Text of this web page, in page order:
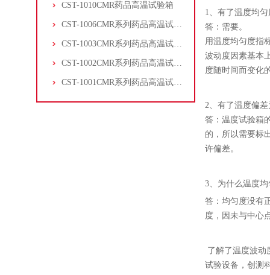
CST-1010CMR药品高温试验箱
CST-1006CMR系列药品高温试验箱
CST-1003CMR系列药品高温试验箱
CST-1002CMR系列药品高温试验箱
CST-1001CMR系列药品高温试验箱
1、有了温度均
答：需要。
用温度均匀度指
波动度因素基本
度随时间而变化
2、有了温度偏
答：温度试验箱
的，所以需要标
许偏差。
3、为什么温度
答：均匀度没有
度，因未与中心
了解了温度波动
试验设备，创测